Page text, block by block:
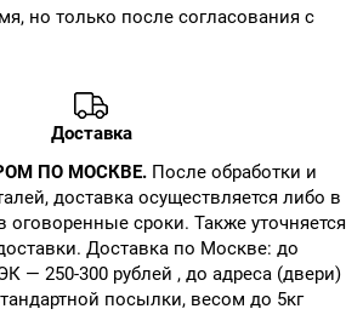
но только после согласования с
Доставка
ПО МОСКВЕ. После обработки и
доставка осуществляется либо в
оговоренные сроки. Также уточняется
Доставка по Москве: до
— 250-300 рублей , до адреса (двери)
посылки, весом до 5кг